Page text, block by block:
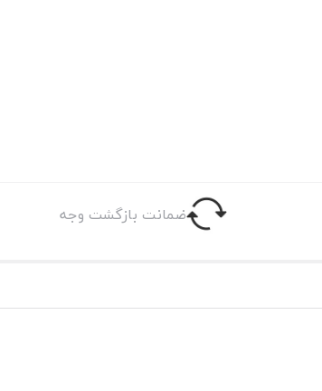
ضمانت بازگشت وجه